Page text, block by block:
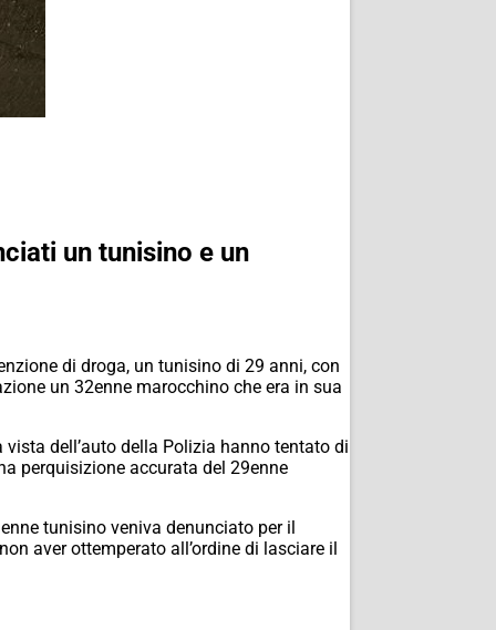
un tunisino e un
di droga, un tunisino di 29 anni, con
un 32enne marocchino che era in sua
dell’auto della Polizia hanno tentato di
perquisizione accurata del 29enne
tunisino veniva denunciato per il
aver ottemperato all’ordine di lasciare il